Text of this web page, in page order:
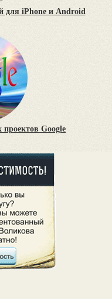
для iPhone и Android
Google